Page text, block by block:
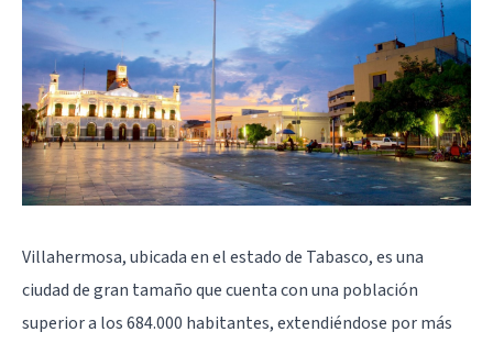
Villahermosa, ubicada en el estado de Tabasco, es una
ciudad de gran tamaño que cuenta con una población
superior a los 684.000 habitantes, extendiéndose por más